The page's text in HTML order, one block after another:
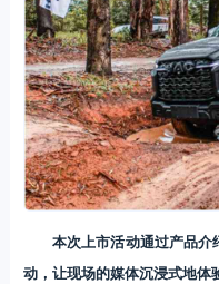
本次上市活动通过产品
动，让现场的媒体沉浸式地体